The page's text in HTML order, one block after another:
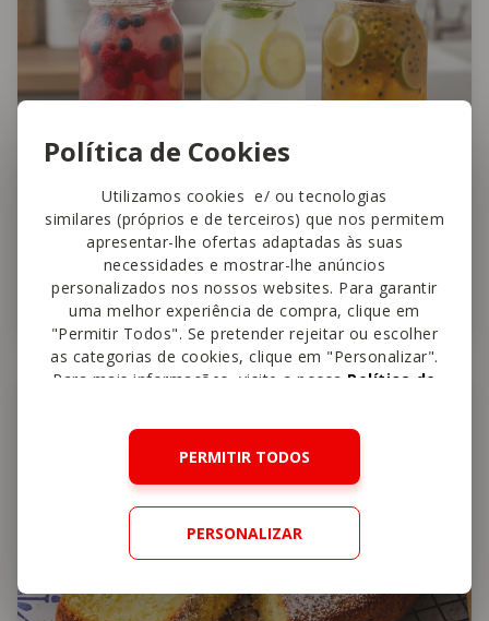
Política de Cookies
Utilizamos cookies e/ ou tecnologias
similares (próprios e de terceiros) que nos permitem
apresentar-lhe ofertas adaptadas às suas
necessidades e mostrar-lhe anúncios
personalizados nos nossos websites. Para garantir
uma melhor experiência de compra, clique em
"Permitir Todos". Se pretender rejeitar ou escolher
as categorias de cookies, clique em "Personalizar".
Para mais informações, visite a nossa Política de
PERMITIR TODOS
PERSONALIZAR
Limonadas
30 min Fácil